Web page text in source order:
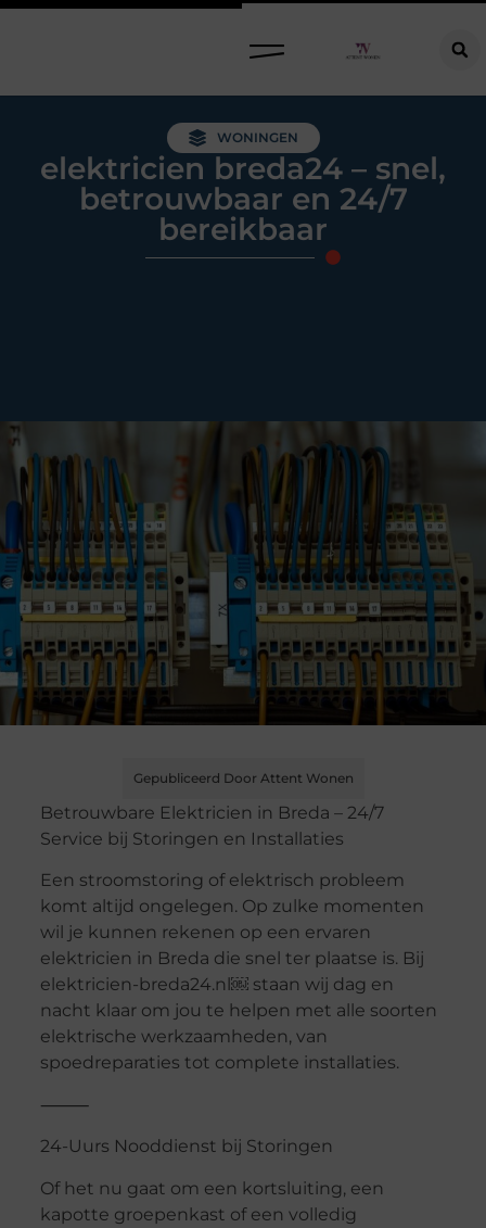
WONINGEN
elektricien breda24 – snel,
betrouwbaar en 24/7
bereikbaar
Gepubliceerd Door Attent Wonen
Betrouwbare Elektricien in Breda – 24/7
Service bij Storingen en Installaties
Een stroomstoring of elektrisch probleem
komt altijd ongelegen. Op zulke momenten
wil je kunnen rekenen op een ervaren
elektricien in Breda die snel ter plaatse is. Bij
elektricien-breda24.nl￼ staan wij dag en
nacht klaar om jou te helpen met alle soorten
elektrische werkzaamheden, van
spoedreparaties tot complete installaties.
⸻
24-Uurs Nooddienst bij Storingen
Of het nu gaat om een kortsluiting, een
kapotte groepenkast of een volledig